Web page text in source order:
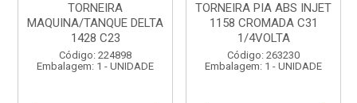
TORNEIRA
MAQUINA/TANQUE DELTA
1428 C23
Código: 224898
Embalagem: 1 - UNIDADE
TORNEIRA PIA ABS INJET
1158 CROMADA C31
1/4VOLTA
Código: 263230
Embalagem: 1 - UNIDADE